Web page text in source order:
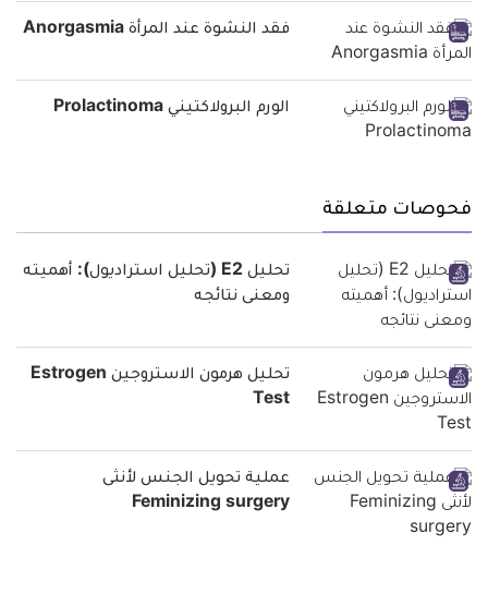
فقد النشوة عند المرأة Anorgasmia
الورم البرولاكتيني Prolactinoma
فحوصات متعلقة
تحليل E2 (تحليل استراديول): أهميته
ومعنى نتائجه
تحليل هرمون الاستروجين Estrogen
Test
عملية تحويل الجنس لأنثى
Feminizing surgery